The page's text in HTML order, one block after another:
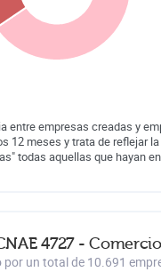
empresas creadas y
12 meses y trata de reflejar
todas aquellas que hayan
4727 -
un total de 10.691